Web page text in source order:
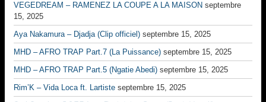
VEGEDREAM – RAMENEZ LA COUPE A LA MAISON septembre
15, 2025
Aya Nakamura – Djadja (Clip officiel) septembre 15, 2025
MHD – AFRO TRAP Part.7 (La Puissance) septembre 15, 2025
MHD – AFRO TRAP Part.5 (Ngatie Abedi) septembre 15, 2025
Rim’K – Vida Loca ft. Lartiste septembre 15, 2025